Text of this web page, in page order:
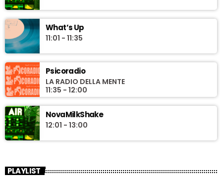
What’s Up
11:01 - 11:35
Psicoradio
LA RADIO DELLA MENTE
11:35 - 12:00
NovaMilkShake
12:01 - 13:00
PLAYLIST